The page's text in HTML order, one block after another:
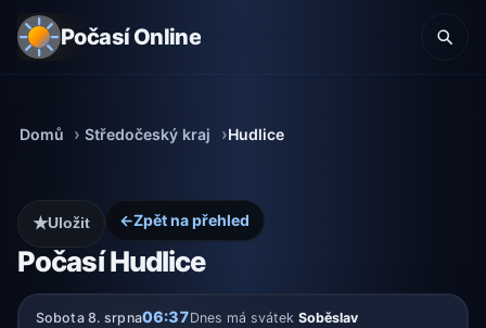
Počasí Online
Domů Středočeský kraj Hudlice
←Zpět na přehled
Počasí Hudlice
★Uložit
Sobota 8. srpna06:37Dnes má svátek Soběslav